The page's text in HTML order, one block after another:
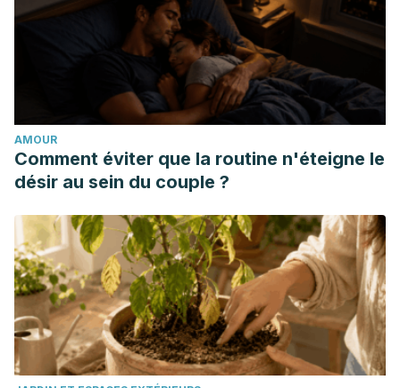
Calderón, María José. “Día Internacional de la Mujer y la
Niña en la Ciencia.” Revista Española de Física 31.1 (2017):
Lorente, Mercedes Mollá. “11 de febrero, día internacional
de la mujer y la niña en ciencia.” Astronomía 236 (2019):
76-77.
Elion, Gertrude B. “Nobel Lecture. The purine path to
chemotherapy.” Bioscience reports 9.5 (1989): 509-529.
McGrayne, Sharon Bertsch. Nobel Prize women in science:
Their lives, struggles, and momentous discoveries. Birch
Lane Press, 1993.
AMOUR
Comment éviter que la routine n'éteigne le
désir au sein du couple ?